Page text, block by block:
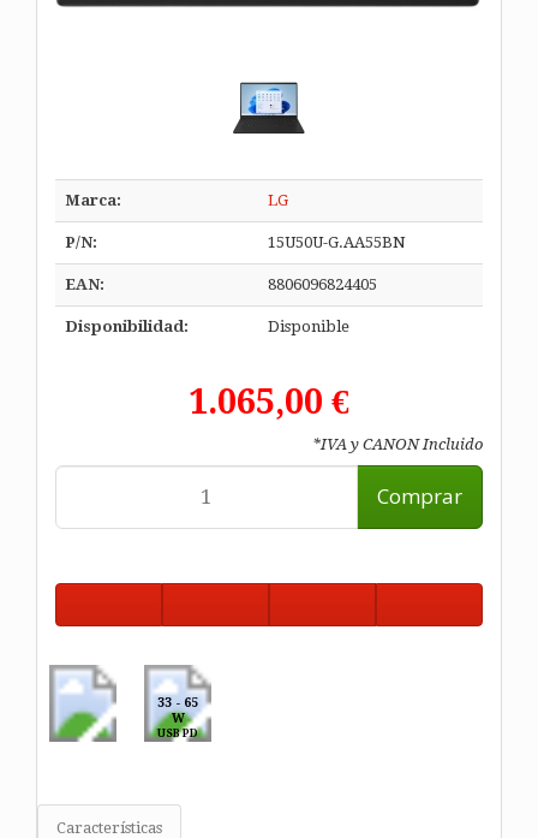
Marca: LG
P/N: 15U50U-G.AA55BN
EAN: 8806096824405
Disponibilidad: Disponible
1.065,00 €
*IVA y CANON Incluido
Comprar
33 - 65
W
USB PD
Características